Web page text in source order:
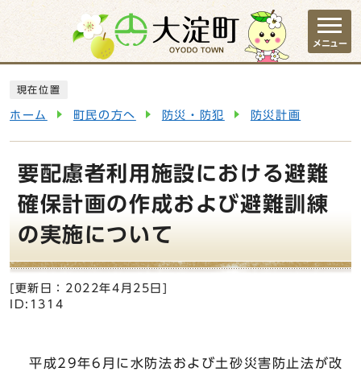
ページの先頭です
メニュー
現在位置
ホーム 町民の方へ 防災・防犯 防災計画
要配慮者利用施設における避難
確保計画の作成および避難訓練
の実施について
[更新日： 2022年4月25日
ID:1314
平成29年6月に水防法および土砂災害防止法が改